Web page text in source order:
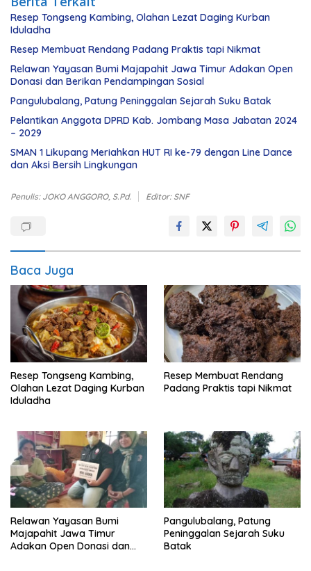
Resep Tongseng Kambing, Olahan Lezat Daging Kurban
Iduladha
Resep Membuat Rendang Padang Praktis tapi Nikmat
Relawan Yayasan Bumi Majapahit Jawa Timur Adakan Open
Donasi dan Berikan Pendampingan Sosial
Pangulubalang, Patung Peninggalan Sejarah Suku Batak
Pelantikan Anggota DPRD Kab. Jombang Masa Jabatan 2024
– 2029
SMAN 1 Likupang Meriahkan HUT RI ke-79 dengan Line Dance
dan Aksi Bersih Lingkungan
Penulis: JOKO ANGGORO, S.Pd. Editor: SNF
Baca Juga
Resep Tongseng Kambing,
Olahan Lezat Daging Kurban
Iduladha
Resep Membuat Rendang
Padang Praktis tapi Nikmat
Relawan Yayasan Bumi
Majapahit Jawa Timur
Adakan Open Donasi dan
Pangulubalang, Patung
Peninggalan Sejarah Suku
Batak